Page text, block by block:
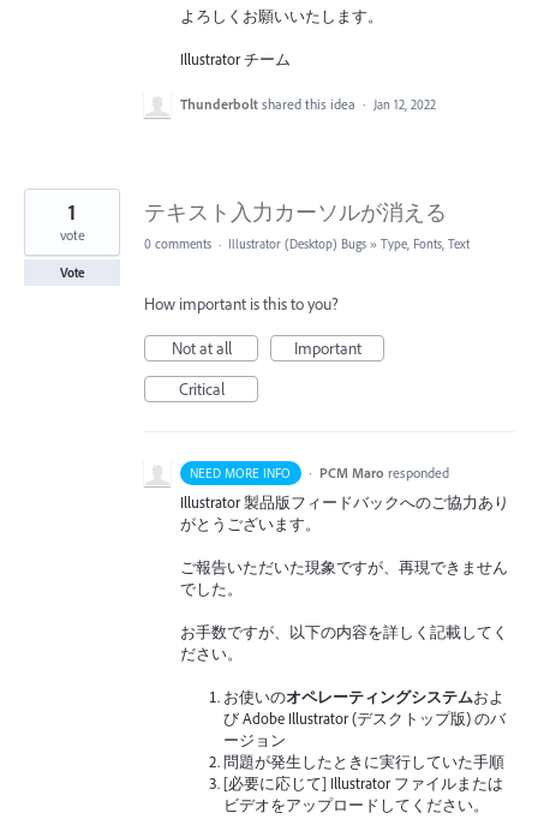
よろしくお願いいたします。
Illustrator チーム
Thunderbolt shared this idea · Jan 12, 2022
テキスト入力カーソルが消える
1
vote
Vote
0 comments · Illustrator (Desktop) Bugs » Type, Fonts, Text
How important is this to you?
Not at all
Important
Critical
NEED MORE INFO · PCM Maro responded
Illustrator 製品版フィードバックへのご協力あり
がとうございます。
ご報告いただいた現象ですが、再現できません
でした。
お手数ですが、以下の内容を詳しく記載してく
ださい。
お使いのオペレーティングシステムおよ
び Adobe Illustrator (デスクトップ版) のバ
ージョン
問題が発生したときに実行していた手順
[必要に応じて] Illustrator ファイルまたは
ビデオをアップロードしてください。